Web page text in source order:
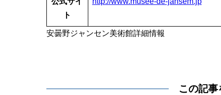
ト
安曇野ジャンセン美術館詳細情報
この記